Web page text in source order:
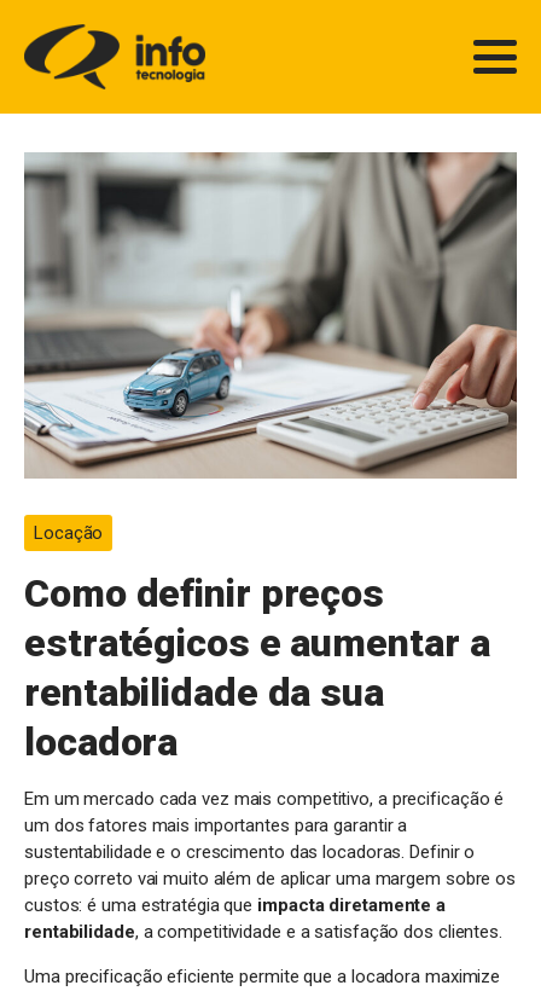
Locação
Como definir preços
estratégicos e aumentar a
rentabilidade da sua
locadora
Em um mercado cada vez mais competitivo, a precificação é
um dos fatores mais importantes para garantir a
sustentabilidade e o crescimento das locadoras. Definir o
preço correto vai muito além de aplicar uma margem sobre os
custos: é uma estratégia que impacta diretamente a
rentabilidade, a competitividade e a satisfação dos clientes.
Uma precificação eficiente permite que a locadora maximize